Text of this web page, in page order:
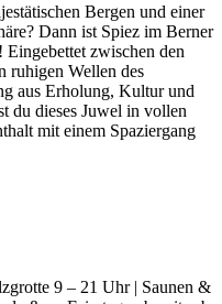
Bergen und einer
Dann ist Spiez im Berner
zwischen den
ruhigen Wellen des
aus Erholung, Kultur und
du dieses Juwel in vollen
mit einem Spaziergang
9 – 21 Uhr | Saunen &